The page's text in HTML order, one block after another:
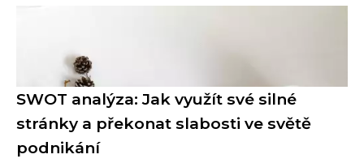
SWOT analýza: Jak využít své silné
stránky a překonat slabosti ve světě
podnikání